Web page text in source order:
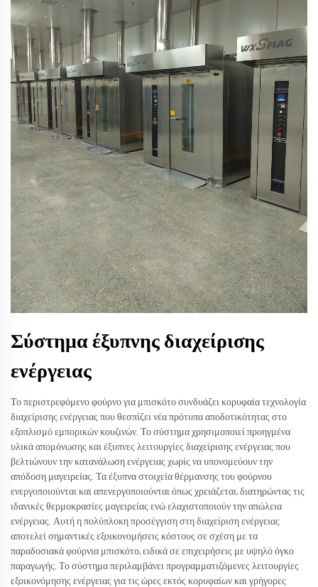
Σύστημα έξυπνης διαχείρισης
ενέργειας
Το περιστρεφόμενο φούρνο για μπισκότο συνδυάζει κορυφαία τεχνολογία
διαχείρισης ενέργειας που θεσπίζει νέα πρότυπα αποδοτικότητας στο
εξοπλισμό εμπορικών κουζινών. Το σύστημα χρησιμοποιεί προηγμένα
υλικά απομόνωσης και έξυπνες λειτουργίες διαχείρισης ενέργειας που
βελτιώνουν την κατανάλωση ενέργειας χωρίς να υπονομεύουν την
απόδοση μαγειρείας. Τα έξυπνα στοιχεία θέρμανσης του φούρνου
ενεργοποιούνται και απενεργοποιούνται όπως χρειάζεται, διατηρώντας τις
ιδανικές θερμοκρασίες μαγειρείας ενώ ελαχιστοποιούν την απώλεια
ενέργειας. Αυτή η πολύπλοκη προσέγγιση στη διαχείριση ενέργειας
αποτελεί σημαντικές εξοικονομήσεις κόστους σε σχέση με τα
παραδοσιακά φούρνια μπισκότο, ειδικά σε επιχειρήσεις με υψηλό όγκο
παραγωγής. Το σύστημα περιλαμβάνει προγραμματιζόμενες λειτουργίες
εξοικονόμησης ενέργειας για τις ώρες εκτός κορυφαίων και γρήγορες